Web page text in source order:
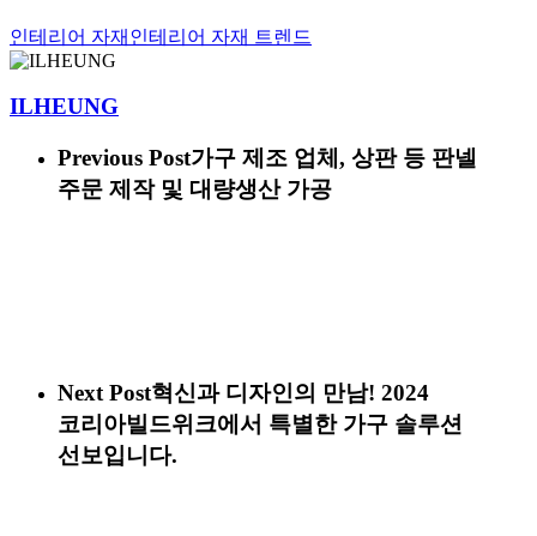
인테리어 자재 인테리어 자재 트렌드
ILHEUNG
Previous Post가구 제조 업체, 상판 등 판넬
주문 제작 및 대량생산 가공
Next Post혁신과 디자인의 만남! 2024
코리아빌드위크에서 특별한 가구 솔루션
선보입니다.